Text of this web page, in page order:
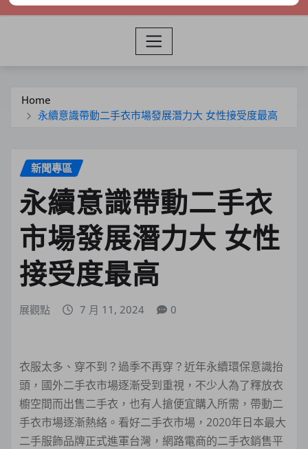
Home
永續意識帶動二手衣市場發展潛力大 女性接受度最高
新聞專區
永續意識帶動二手衣
市場發展潛力大 女性
接受度最高
展觀點 7 月 11, 2024 0
衣服太多、穿不到？過季不再穿？近年永續環保意識抬
頭，國外二手衣市場逐漸受到重視，不少人為了釋放衣
櫥空間而出售二手衣，也有人搶便宜購入所需，帶動二
手衣市場逐漸熱絡。看好二手衣市場，2020年日本最大
二手服飾品牌正式進軍台灣，網路電商的二手衣銷售平